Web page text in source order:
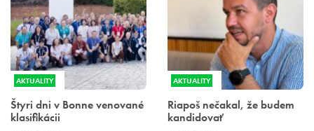
AKTUALITY
Štyri dni v Bonne venované
klasifikácii
AKTUALITY
Riapoš nečakal, že budem
kandidovať